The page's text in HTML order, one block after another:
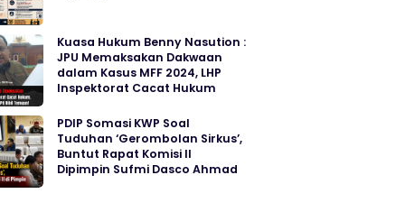
Kuasa Hukum Benny Nasution :
JPU Memaksakan Dakwaan
dalam Kasus MFF 2024, LHP
Inspektorat Cacat Hukum
PDIP Somasi KWP Soal
Tuduhan ‘Gerombolan Sirkus’,
Buntut Rapat Komisi II
Dipimpin Sufmi Dasco Ahmad